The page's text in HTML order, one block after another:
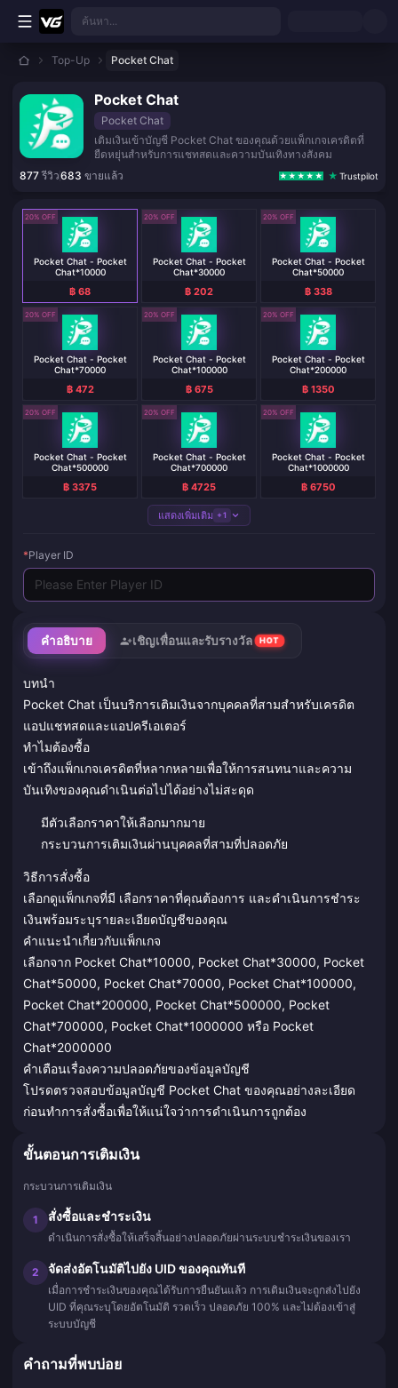
ข้ามไปเนื้อหาหลัก
ค้นหา...
Top-Up Pocket Chat
Pocket Chat
Pocket Chat
เติมเงินเข้าบัญชี Pocket Chat ของคุณด้วยแพ็กเกจเครดิตที่
ยืดหยุ่นสำหรับการแชทสดและความบันเทิงทางสังคม
877รีวิว683 ขายแล้ว Trustpilot
คำอธิบาย เชิญเพื่อนและรับรางวัล HOT
บทนำ
Pocket Chat เป็นบริการเติมเงินจากบุคคลที่สามสำหรับเครดิต
แอปแชทสดและแอปครีเอเตอร์
ทำไมต้องซื้อ
เข้าถึงแพ็กเกจเครดิตที่หลากหลายเพื่อให้การสนทนาและความ
บันเทิงของคุณดำเนินต่อไปได้อย่างไม่สะดุด
มีตัวเลือกราคาให้เลือกมากมาย
กระบวนการเติมเงินผ่านบุคคลที่สามที่ปลอดภัย
วิธีการสั่งซื้อ
เลือกดูแพ็กเกจที่มี เลือกราคาที่คุณต้องการ และดำเนินการชำระ
เงินพร้อมระบุรายละเอียดบัญชีของคุณ
คำแนะนำเกี่ยวกับแพ็กเกจ
เลือกจาก Pocket Chat*10000, Pocket Chat*30000, Pocket
Chat*50000, Pocket Chat*70000, Pocket Chat*100000,
Pocket Chat*200000, Pocket Chat*500000, Pocket
Chat*700000, Pocket Chat*1000000 หรือ Pocket
Chat*2000000
คำเตือนเรื่องความปลอดภัยของข้อมูลบัญชี
โปรดตรวจสอบข้อมูลบัญชี Pocket Chat ของคุณอย่างละเอียด
ก่อนทำการสั่งซื้อเพื่อให้แน่ใจว่าการดำเนินการถูกต้อง
ขั้นตอนการเติมเงิน
กระบวนการเติมเงิน
1 สั่งซื้อและชำระเงิน
ดำเนินการสั่งซื้อให้เสร็จสิ้นอย่างปลอดภัยผ่านระบบชำระเงินของเรา
2 จัดส่งอัตโนมัติไปยัง UID ของคุณทันที
เมื่อการชำระเงินของคุณได้รับการยืนยันแล้ว การเติมเงินจะถูกส่งไปยัง
UID ที่คุณระบุโดยอัตโนมัติ รวดเร็ว ปลอดภัย 100% และไม่ต้องเข้าสู่
ระบบบัญชี
คำถามที่พบบ่อย
20% OFF
Pocket Chat - Pocket
Chat*10000
฿ 68
20% OFF
Pocket Chat - Pocket
Chat*30000
฿ 202
20% OFF
Pocket Chat - Pocket
Chat*50000
฿ 338
20% OFF
Pocket Chat - Pocket
Chat*70000
฿ 472
20% OFF
Pocket Chat - Pocket
Chat*100000
฿ 675
20% OFF
Pocket Chat - Pocket
Chat*200000
฿ 1350
20% OFF
Pocket Chat - Pocket
Chat*500000
฿ 3375
20% OFF
Pocket Chat - Pocket
Chat*700000
฿ 4725
20% OFF
Pocket Chat - Pocket
Chat*1000000
฿ 6750
แสดงเพิ่มเติม +1
*Player ID